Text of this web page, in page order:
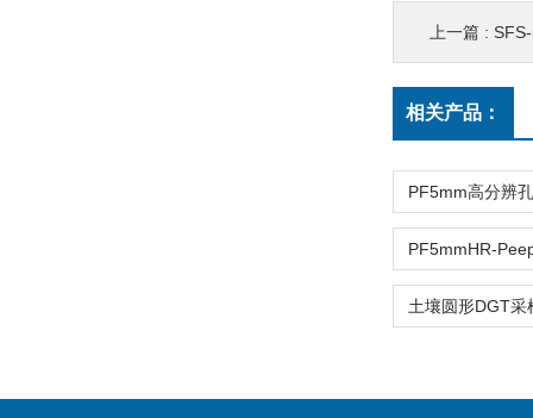
上一篇 : SFS-5/
相关产品：